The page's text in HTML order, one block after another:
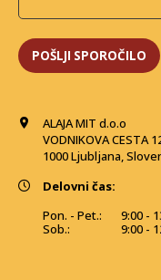
ALAJA MIT d.o.o
VODNIKOVA CESTA
1000 Ljubljana,
Delovni čas:
Pon. - Pet.:
Sob.:
9:00 -
9:00 -